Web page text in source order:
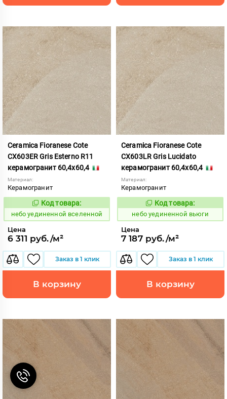
Ceramica Fioranese Cote
CX603ER Gris Esterno R11
керамогранит 60,4x60,4
Материал:
Керамогранит
1122888
Код товара:
небо уединенной вселенной
Цена
6 311 руб./м²
Заказ в 1 клик
В корзину
Ceramica Fioranese Cote
CX603LR Gris Lucidato
керамогранит 60,4x60,4
Материал:
Керамогранит
1122889
Код товара:
небо уединенной вьюги
Цена
7 187 руб./м²
Заказ в 1 клик
В корзину